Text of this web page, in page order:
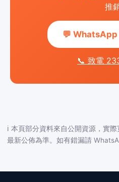
推
💬
📞 致電
ℹ️ 本頁部分資料來自公開資源，實
最新公佈為準。如有錯漏請